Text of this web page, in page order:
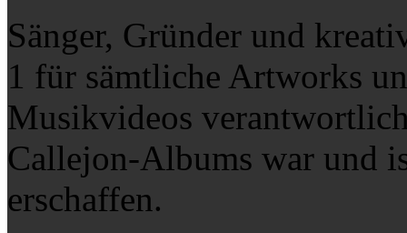
Sänger, Gründer und
1 für sämtliche Artworks
Musikvideos
Callejon-Albums war und
erschaffen.